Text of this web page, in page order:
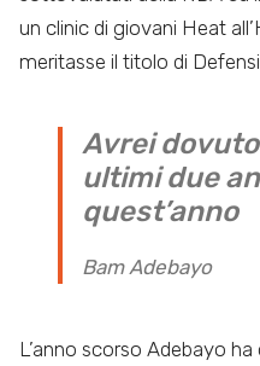
un clinic di giovani Heat
meritasse il titolo di
Avrei
ultimi due
quest’anno
Bam Adebayo
L’anno scorso Adebayo